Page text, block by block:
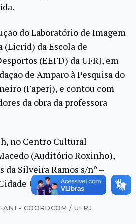
do Laboratório de Imagem
(Licrid) da Escola de
(EEFD) da UFRJ, em
de Amparo à Pesquisa do
(Faperj), e contou com
da obra da professora
no Centro Cultural
(Auditório Roxinho),
da Silveira Ramos s/nº –
Universitária.
- COORDCOM / UFRJ